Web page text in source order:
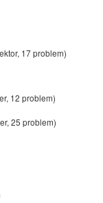
17 problem)
12 problem)
25 problem)